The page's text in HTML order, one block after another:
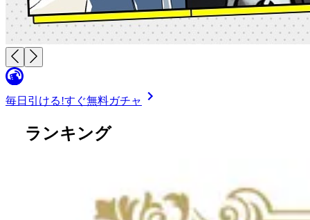
毎日引ける!すぐ無料ガチャ
ランキング